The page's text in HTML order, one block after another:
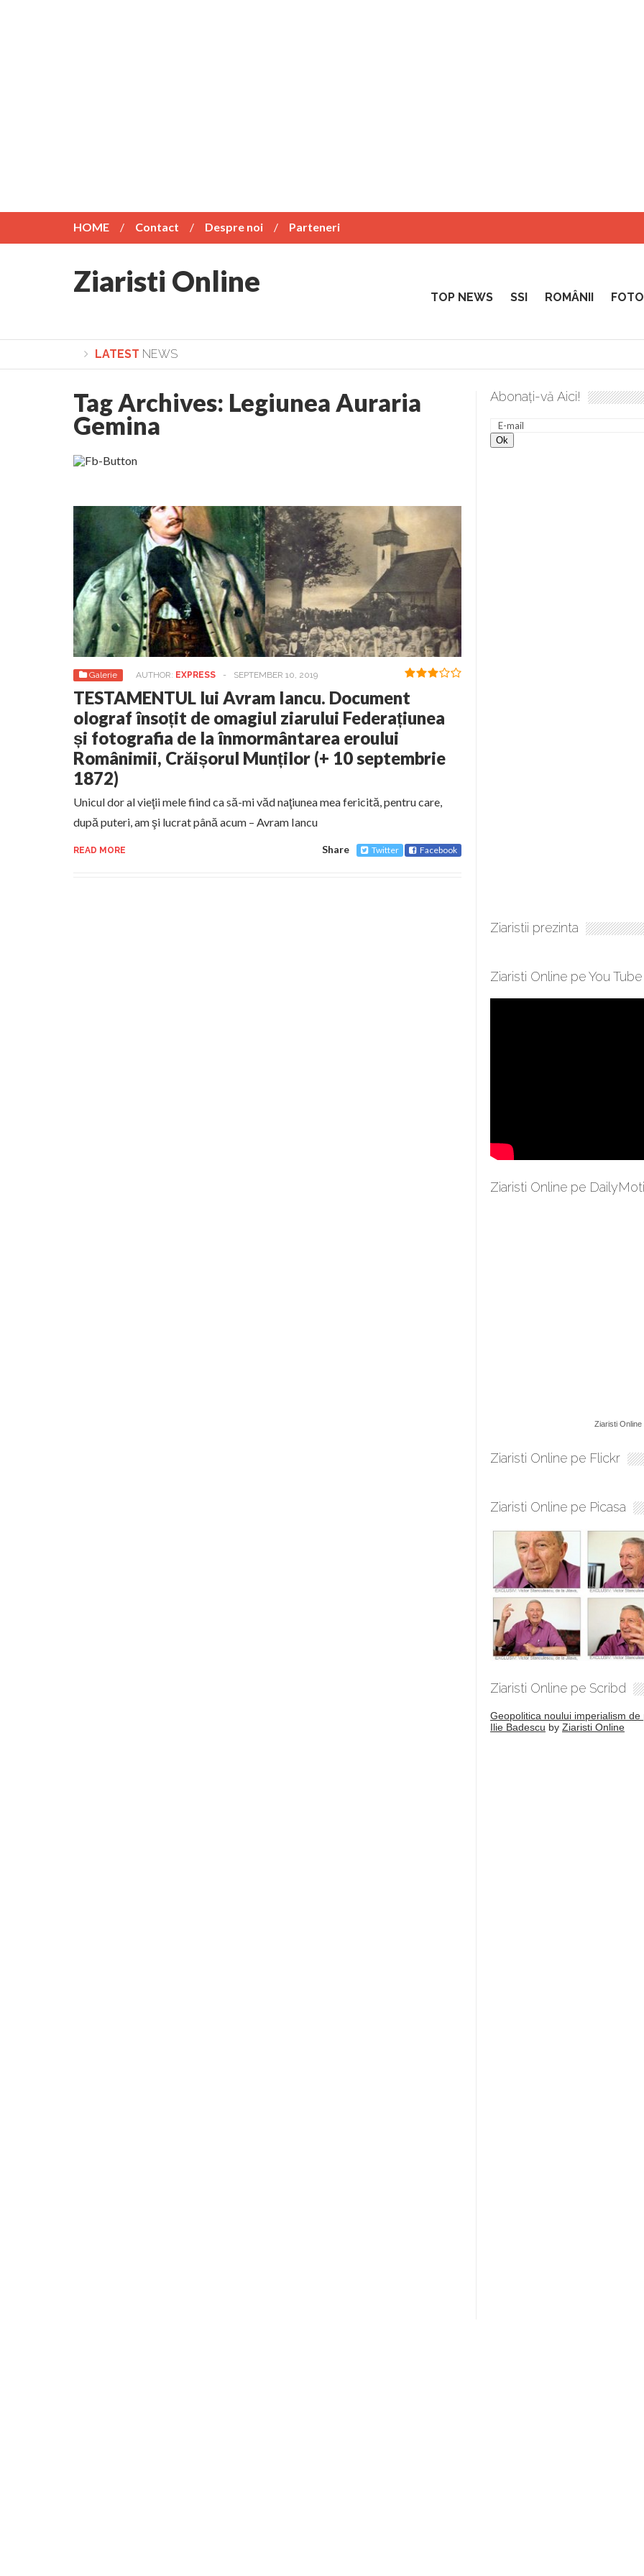
HOME Contact Despre noi Parteneri
Ziaristi Online TOP NEWS SSI ROMÂNII
LATEST NEWS
Lepădarea de sine și urmarea lui Hristos. Calea spre desăvârșire. Gând de duminică de Elena Solunca Moise
Tag Archives: Legiunea Auraria
Gemina
Galerie AUTHOR: EXPRESS - SEPTEMBER 10, 2019
TESTAMENTUL lui Avram Iancu. Document
olograf însoțit de omagiul ziarului Federațiunea
și fotografia de la înmormântarea eroului
Românimii, Crăișorul Munților (+ 10 septembrie
1872)
Unicul dor al vieţii mele fiind ca să-mi văd naţiunea mea fericită, pentru care,
după puteri, am şi lucrat până acum – Avram Iancu
READ MORE Share Twitter Facebook
Abonați-vă Aici!
Ziaristii prezinta
Ziaristi Online pe You Tube
Ziaristi Online pe
Ziaristi Online
Ziaristi Online pe Flickr
Ziaristi Online pe Picasa
Ziaristi Online pe Scribd
Geopolitica noului imperialism de
Ilie Badescu by Ziaristi Online